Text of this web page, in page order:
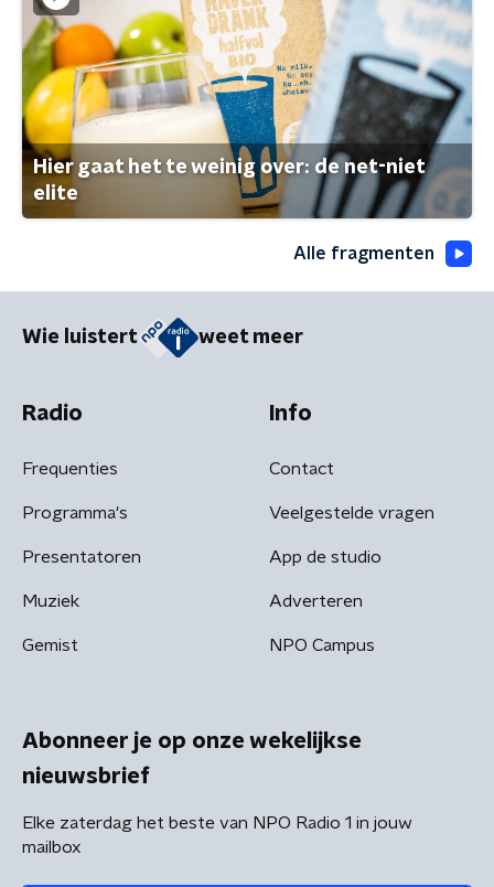
Hier gaat het te weinig over: de net-niet
elite
Alle fragmenten
Wie luistert weet meer
Radio
Frequenties
Programma's
Presentatoren
Muziek
Gemist
Info
Contact
Veelgestelde vragen
App de studio
Adverteren
NPO Campus
Abonneer je op onze wekelijkse
nieuwsbrief
Elke zaterdag het beste van NPO Radio 1 in jouw
mailbox